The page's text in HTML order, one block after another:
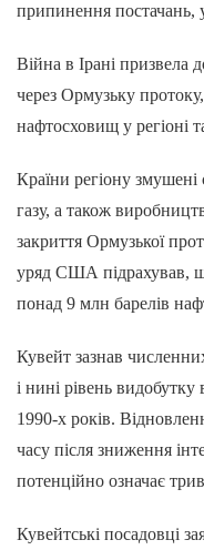
припинення постачань,
Війна в Ірані призвела
через Ормузьку
нафтосховищ у регіоні
Країни регіону
газу, а також
закриття Ормузької
уряд США підрахував,
понад 9 млн барелів
Кувейт зазнав
і нині рівень
1990-х років.
часу після зниження
потенційно означає
Кувейтські посадовці